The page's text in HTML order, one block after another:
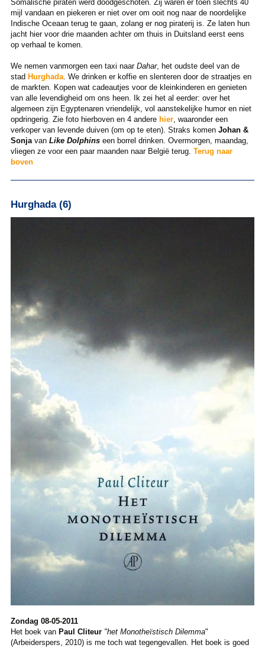
Somalische piraten werd doodgeschoten. Zij waren er toen slechts 40
mijl vandaan en piekeren er niet over om ooit nog naar de noordelijke
Indische Oceaan terug te gaan, zolang er nog piraterij is. Ze laten hun
jacht hier voor drie maanden achter om thuis in Duitsland eerst eens
op verhaal te komen.
We nemen vanmorgen een taxi naar Dahar, het oudste deel van de
stad Hurghada. We drinken er koffie en slenteren door de straatjes en
de markten. Kopen wat cadeautjes voor de kleinkinderen en genieten
van alle levendigheid om ons heen. Ik zei het al eerder: over het
algemeen zijn Egyptenaren vriendelijk, vol aanstekelijke humor en niet
opdringerig. Zie foto hierboven en 4 andere hier, waaronder een
verkoper van levende duiven (om op te eten). Straks komen Johan &
Sonjavan Like Dolphinseen borrel drinken. Overmorgen, maandag,
vliegen ze voor een paar maanden naar België terug. Terug naar
boven
Hurghada (6)
Zondag 08-05-2011
Het boek van Paul Cliteur "het Monotheïstisch Dilemma"
(Arbeiderspers, 2010) is me toch wat tegengevallen. Het boek is goed